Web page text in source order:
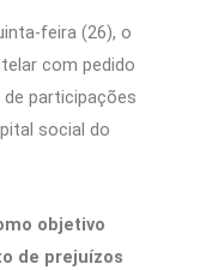
feira (26), o
com pedido
participações
social do
objetivo
de prejuízos